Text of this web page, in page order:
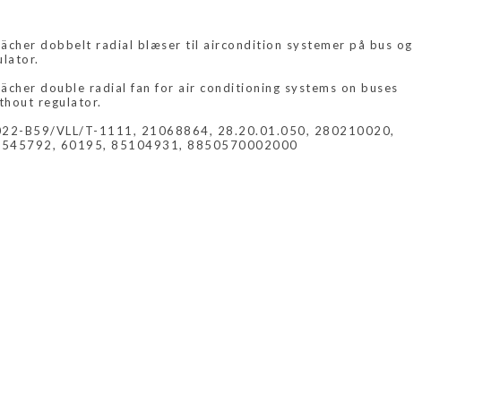
dobbelt radial blæser til aircondition systemer på bus og
double radial fan for air conditioning systems on buses
regulator.
B59/VLL/T-1111, 21068864, 28.20.01.050, 280210020,
60195, 85104931, 8850570002000